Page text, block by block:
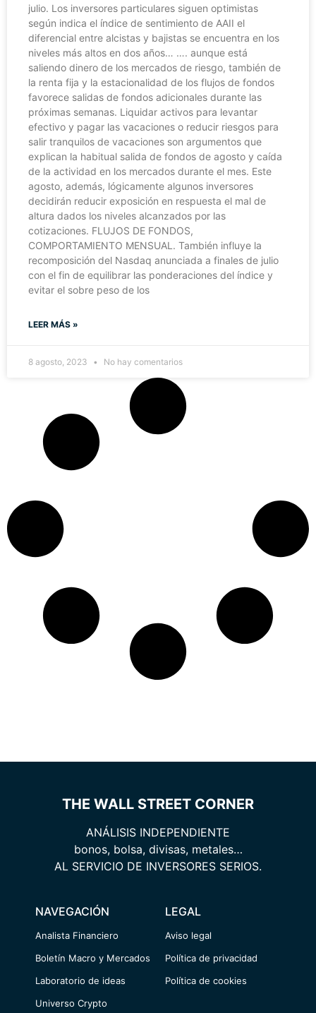
julio. Los inversores particulares siguen optimistas
según indica el índice de sentimiento de AAII el
diferencial entre alcistas y bajistas se encuentra en los
niveles más altos en dos años… …. aunque está
saliendo dinero de los mercados de riesgo, también de
la renta fija y la estacionalidad de los flujos de fondos
favorece salidas de fondos adicionales durante las
próximas semanas. Liquidar activos para levantar
efectivo y pagar las vacaciones o reducir riesgos para
salir tranquilos de vacaciones son argumentos que
explican la habitual salida de fondos de agosto y caída
de la actividad en los mercados durante el mes. Este
agosto, además, lógicamente algunos inversores
decidirán reducir exposición en respuesta el mal de
altura dados los niveles alcanzados por las
cotizaciones. FLUJOS DE FONDOS,
COMPORTAMIENTO MENSUAL. También influye la
recomposición del Nasdaq anunciada a finales de julio
con el fin de equilibrar las ponderaciones del índice y
evitar el sobre peso de los
LEER MÁS »
8 agosto, 2023 No hay comentarios
THE WALL STREET CORNER
ANÁLISIS INDEPENDIENTE
bonos, bolsa, divisas, metales…
AL SERVICIO DE INVERSORES SERIOS.
NAVEGACIÓN
Analista Financiero
Boletín Macro y Mercados
Laboratorio de ideas
Universo Crypto
LEGAL
Aviso legal
Política de privacidad
Política de cookies